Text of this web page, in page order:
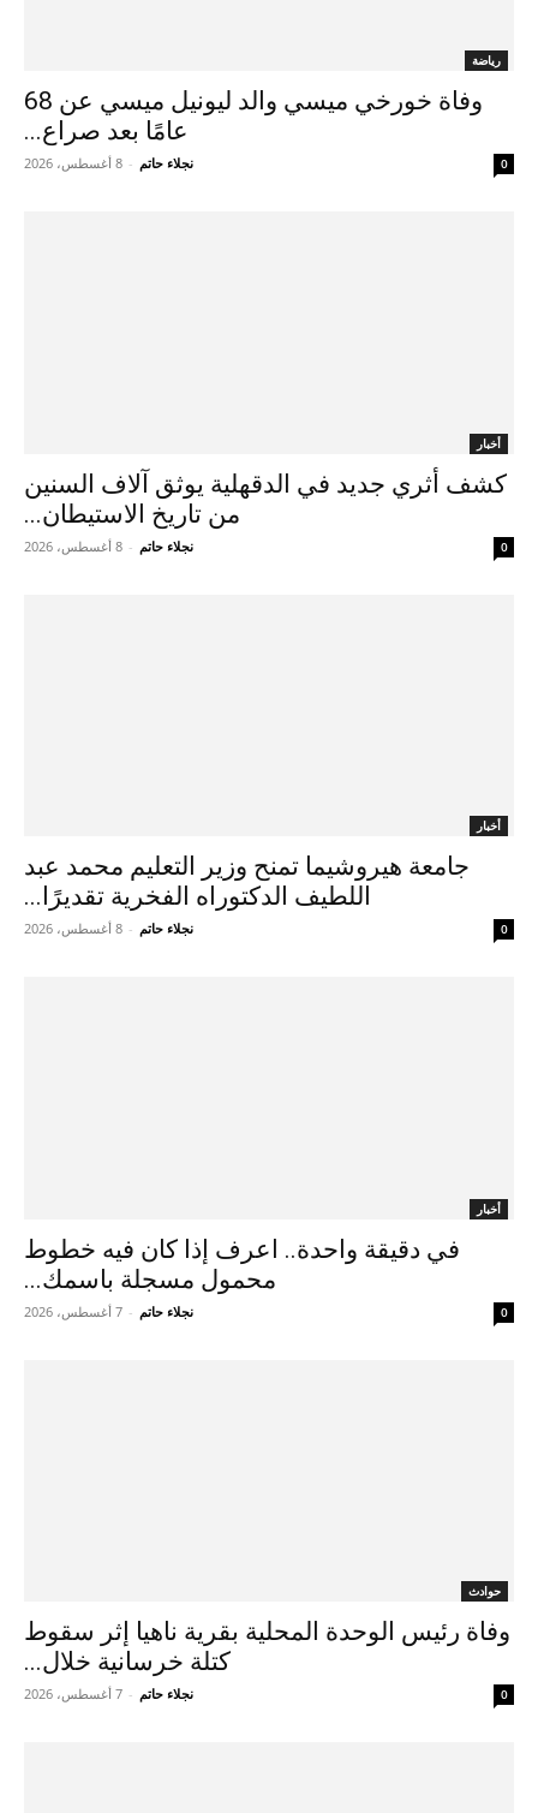
رياضة
وفاة خورخي ميسي والد ليونيل ميسي عن 68
عامًا بعد صراع...
نجلاء حاتم - 8 أغسطس، 2026 0
أخبار
كشف أثري جديد في الدقهلية يوثق آلاف السنين
من تاريخ الاستيطان...
نجلاء حاتم - 8 أغسطس، 2026 0
أخبار
جامعة هيروشيما تمنح وزير التعليم محمد عبد
اللطيف الدكتوراه الفخرية تقديرًا...
نجلاء حاتم - 8 أغسطس، 2026 0
أخبار
في دقيقة واحدة.. اعرف إذا كان فيه خطوط
محمول مسجلة باسمك...
نجلاء حاتم - 7 أغسطس، 2026 0
حوادث
وفاة رئيس الوحدة المحلية بقرية ناهيا إثر سقوط
كتلة خرسانية خلال...
نجلاء حاتم - 7 أغسطس، 2026 0